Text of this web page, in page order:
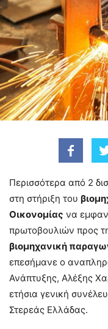
Περισσότερα από 2
στη στήριξη του
Οικονομίας να
πρωτοβουλιών προς
βιομηχανική
επεσήμανε ο
Ανάπτυξης, Αλέξης
ετήσια γενική
Στερεάς Ελλάδας.